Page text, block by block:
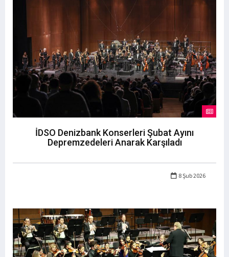
İDSO Denizbank Konserleri Şubat Ayını
Depremzedeleri Anarak Karşıladı
8 Şub 2026